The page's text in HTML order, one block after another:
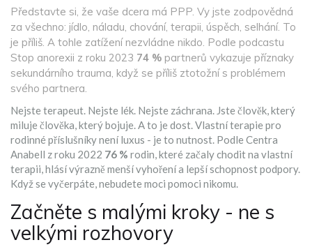
Představte si, že vaše dcera má PPP. Vy jste zodpovědná
za všechno: jídlo, náladu, chování, terapii, úspěch, selhání. To
je příliš. A tohle zatížení nezvládne nikdo. Podle podcastu
Stop anorexii z roku 2023 74 % partnerů vykazuje příznaky
sekundárního trauma, když se příliš ztotožní s problémem
svého partnera.
Nejste terapeut. Nejste lék. Nejste záchrana. Jste člověk, který
miluje člověka, který bojuje. A to je dost. Vlastní terapie pro
rodinné příslušníky není luxus - je to nutnost. Podle Centra
Anabell z roku 2022 76 % rodin, které začaly chodit na vlastní
terapii, hlásí výrazně menší vyhoření a lepší schopnost podpory.
Když se vyčerpáte, nebudete moci pomoci nikomu.
Začněte s malými kroky - ne s
velkými rozhovory